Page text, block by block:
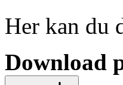
Her kan du
Download